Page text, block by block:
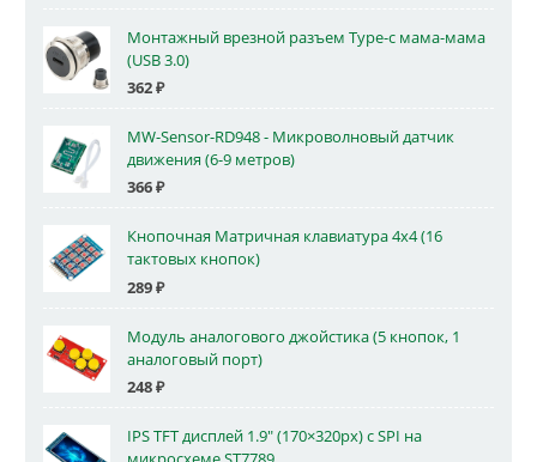
Монтажный врезной разъем Type-c мама-мама
(USB 3.0)
362₽
MW-Sensor-RD948 - Микроволновый датчик
движения (6-9 метров)
366₽
Кнопочная Матричная клавиатура 4x4 (16
тактовых кнопок)
289₽
Модуль аналогового джойстика (5 кнопок, 1
аналоговый порт)
248₽
IPS TFT дисплей 1.9" (170×320px) с SPI на